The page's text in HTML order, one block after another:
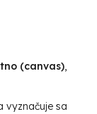
(canvas),
vyznačuje sa